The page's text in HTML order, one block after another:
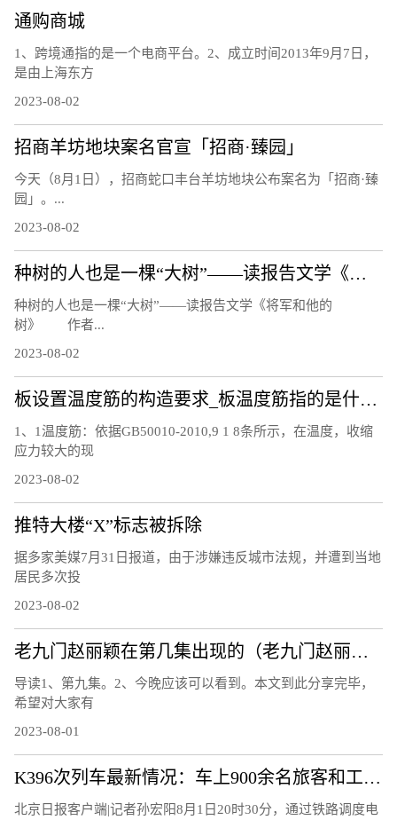
通购商城
1、跨境通指的是一个电商平台。2、成立时间2013年9月7日，
是由上海东方
2023-08-02
招商羊坊地块案名官宣「招商·臻园」
今天（8月1日），招商蛇口丰台羊坊地块公布案名为「招商·臻
园」。...
2023-08-02
种树的人也是一棵“大树”——读报告文学《将军和他的树》
种树的人也是一棵“大树”——读报告文学《将军和他的
树》 作者...
2023-08-02
板设置温度筋的构造要求_板温度筋指的是什么筋
1、1温度筋：依据GB50010-2010,9 1 8条所示，在温度，收缩
应力较大的现
2023-08-02
推特大楼“X”标志被拆除
据多家美媒7月31日报道，由于涉嫌违反城市法规，并遭到当地
居民多次投
2023-08-02
老九门赵丽颖在第几集出现的（老九门赵丽颖第几集出现）
导读1、第九集。2、今晚应该可以看到。本文到此分享完毕，
希望对大家有
2023-08-01
K396次列车最新情况：车上900余名旅客和工作人员全部平安
北京日报客户端|记者孙宏阳8月1日20时30分，通过铁路调度电